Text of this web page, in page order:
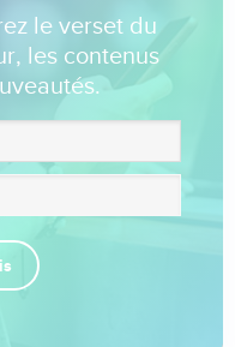
le verset du
les contenus